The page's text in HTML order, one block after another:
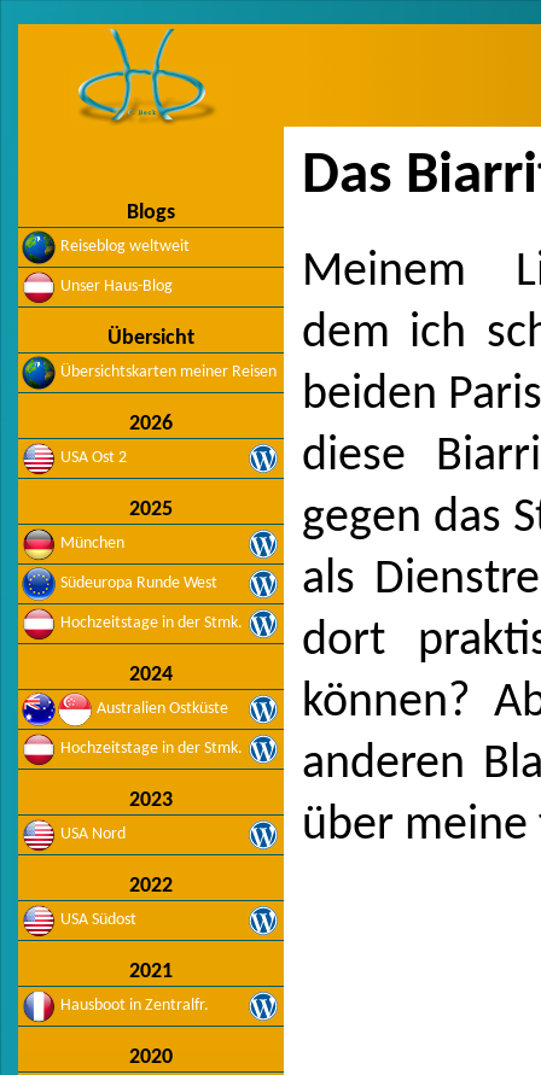
Blogs
Reiseblog weltweit
Unser Haus-Blog
Übersicht
Übersichtskarten meiner Reisen
2026
USA Ost 2
2025
München
Südeuropa Runde West
Hochzeitstage in der Stmk.
2024
Australien Ostküste
Hochzeitstage in der Stmk.
2023
USA Nord
2022
USA Südost
2021
Hausboot in Zentralfr.
2020
Das
Meinem
dem ich
beiden
diese
gegen das
als
dort
können?
anderen
über meine